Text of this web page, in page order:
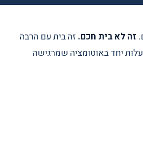
זה לא בית חכם. זה בית עם הרבה
יחד באוטומציה שמרגישה